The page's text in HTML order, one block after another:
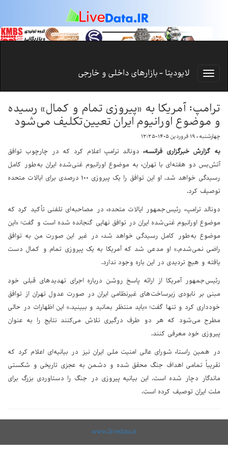
لایودیتا - بازارهای داخلی و خارجی
ترامپ: آمریکا به «پیروزی تمام و کمال» رسیده
و موضوع اورانیوم ایران تعیین‌تکلیف می‌شود
چهارشنبه ، ۱۹ فروردین ۱۴۰۵-۱۲:۲۵
به گزارش خبرگزاری فرانسه، دونالد ترامپ اعلام کرد که در چارچوب توافق
آتش‌بس دو هفته‌ای با تهران، به موضوع اورانیوم غنی‌شده ایران به‌طور کامل
رسیدگی خواهد شد. او این توافق را یک پیروزی ۱۰۰ درصدی برای ایالات متحده
توصیف کرد.
دونالد ترامپ، رئیس‌جمهور ایالات متحده، در مصاحبه‌ای تلفنی تأکید کرد که
موضوع اورانیوم غنی‌شده ایران در توافق نهایی گنجانده شده است و گفت: «این
موضوع به‌طور کامل رسیدگی خواهد شد، در غیر این صورت من به توافق
راضی نمی‌شدم.» او مدعی شد که آمریکا به یک پیروزی تمام و کمال دست
یافته و هیچ تردیدی در این باره وجود ندارد.
رئیس‌جمهور آمریکا از ارائه پاسخ روشن درباره اجرای تهدیدهای قبلی خود
مبنی بر نابودی زیرساخت‌های غیرنظامی ایران در صورت عدول تهران از توافق
خودداری کرد و تنها گفت: «باید منتظر بمانید و ببینید.» این اظهارات در حالی
مطرح می‌شود که هر دو طرف درگیری تلاش می‌کنند نتایج را به عنوان
پیروزی خود معرفی کنند.
در همین راستا، شورای عالی امنیت ملی ایران نیز در بیانیه‌ای اعلام کرد که
تقریباً تمامی اهداف جنگ محقق شده و دشمن به عجزی تاریخی و شکستی
ماندگار دچار شده است. این بیانیه پیروزی در جنگ را دستاوردی بزرگ برای
ملت ایران توصیف کرده است.
www.livedata.ir